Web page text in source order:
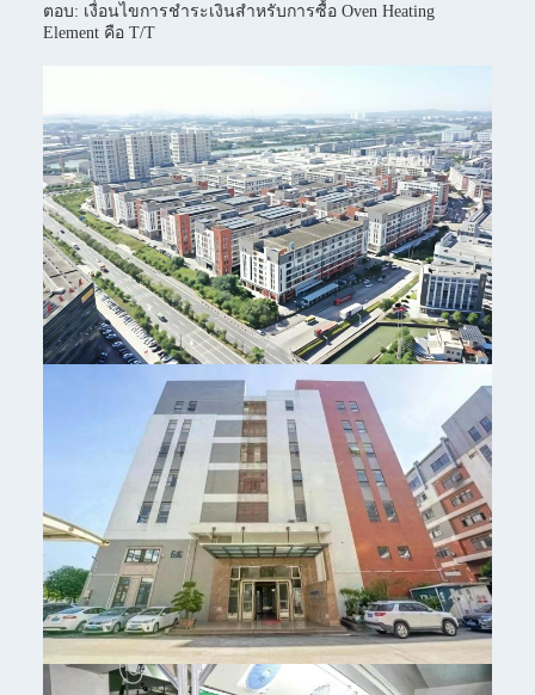
ตอบ: เงื่อนไขการชำระเงินสำหรับการซื้อ Oven Heating
Element คือ T/T